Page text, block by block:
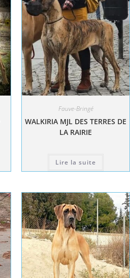
Fauve-Bringé
WALKIRIA MJL DES TERRES DE
LA RAIRIE
Lire la suite